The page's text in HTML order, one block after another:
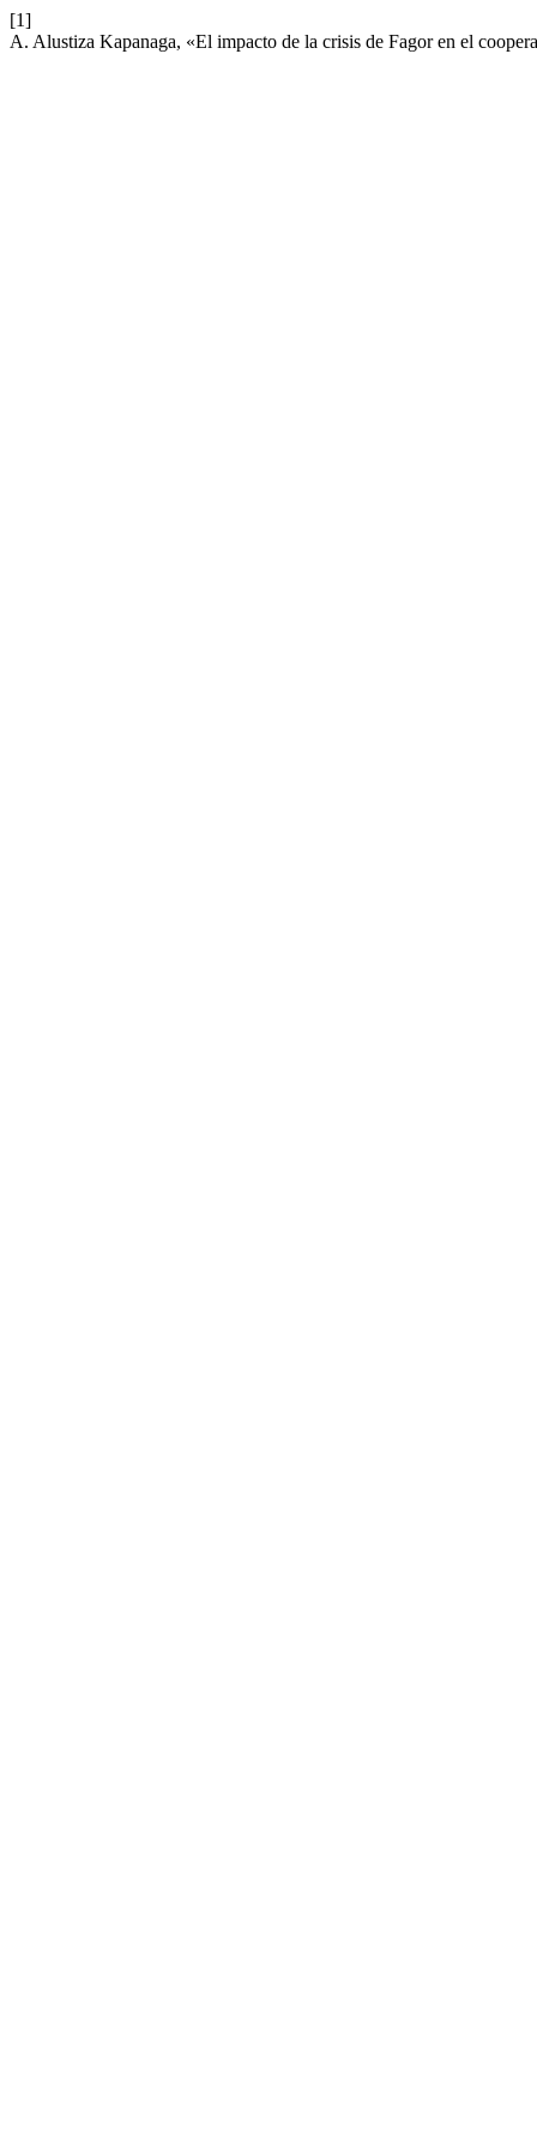
[1]
A. Alustiza Kapanaga, «El impacto de la crisis de Fagor en el